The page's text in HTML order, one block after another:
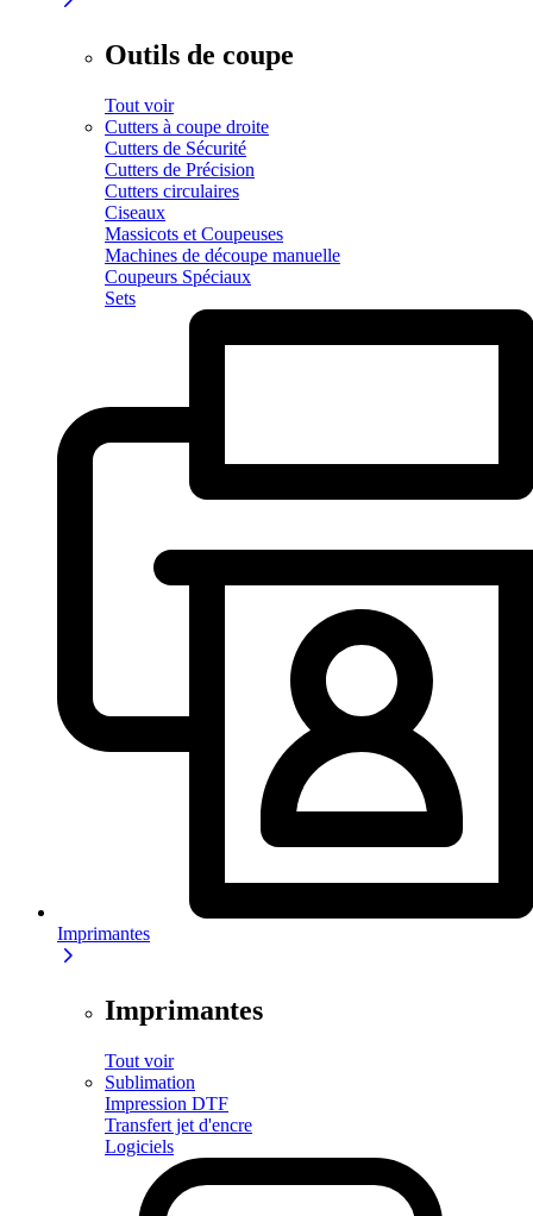
Outils de coupe
Tout voir
Cutters à coupe droite
Cutters de Sécurité
Cutters de Précision
Cutters circulaires
Ciseaux
Massicots et Coupeuses
Machines de découpe manuelle
Coupeurs Spéciaux
Sets
Imprimantes
Imprimantes
Tout voir
Sublimation
Impression DTF
Transfert jet d'encre
Logiciels